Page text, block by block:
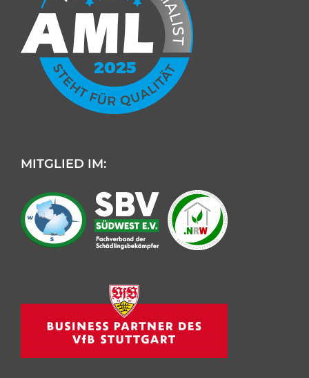
MITGLIED IM:
Kundenbewertungen und Erfahrungen zu
AML Schädlingsbekämpfung